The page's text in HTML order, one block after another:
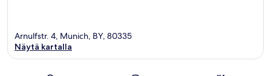
Arnulfstr. 4, Munich, BY, 80335
Näytä kartalla